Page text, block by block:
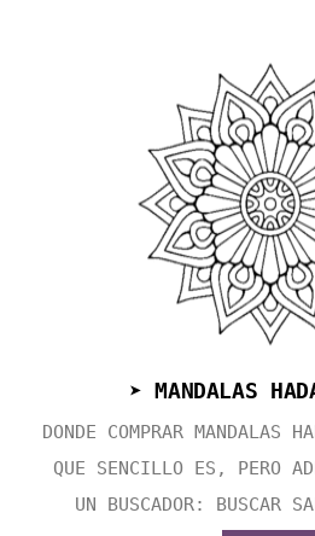
➤ MANDALAS
DONDE COMPRAR MANDALAS
QUE SENCILLO ES, PERO
UN BUSCADOR: BUSCAR